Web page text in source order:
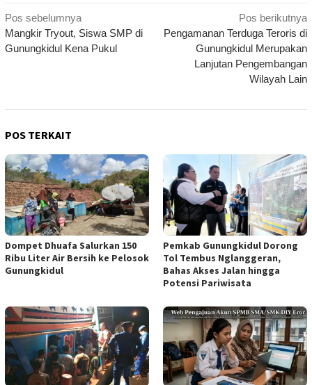
Navigasi
pos
Pos sebelumnya
Mangkir Tryout, Siswa SMP di
Gunungkidul Kena Pukul
Pos berikutnya
Pengamanan Terduga Teroris di
Gunungkidul Merupakan
Lanjutan Pengembangan
Wilayah Lain
POS TERKAIT
Dompet Dhuafa Salurkan 150
Ribu Liter Air Bersih ke Pelosok
Gunungkidul
Pemkab Gunungkidul Dorong
Tol Tembus Nglanggeran,
Bahas Akses Jalan hingga
Potensi Pariwisata